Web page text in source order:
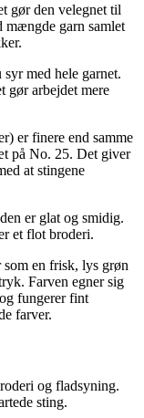
gør den velegnet til
mængde garn samlet
med hele garnet.
gør arbejdet mere
er finere end samme
på No. 25. Det giver
at stingene
er glat og smidig.
et flot broderi.
en frisk, lys grøn
Farven egner sig
fungerer fint
farver.
og fladsyning.
sting.